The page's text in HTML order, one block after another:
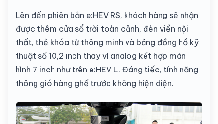
Lên đến phiên bản e:HEV RS, khách hàng sẽ nhận
được thêm cửa sổ trời toàn cảnh, đèn viền nội
thất, thẻ khóa từ thông minh và bảng đồng hồ kỹ
thuật số 10,2 inch thay vì analog kết hợp màn
hình 7 inch như trên e:HEV L. Đáng tiếc, tính năng
thông gió hàng ghế trước không hiện diện.